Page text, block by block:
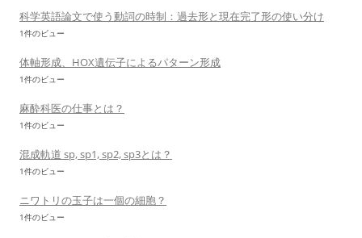
科学英語論文で使う動詞の時制：過去形と現在完了形の使い分け
1件のビュー
体軸形成、HOX遺伝子によるパターン形成
1件のビュー
麻酔科医の仕事とは？
1件のビュー
混成軌道 sp, sp1, sp2, sp3とは？
1件のビュー
ニワトリの玉子は一個の細胞？
1件のビュー